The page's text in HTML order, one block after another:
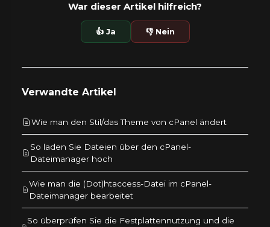
War dieser Artikel hilfreich?
👍 Ja 👎 Nein
Verwandte Artikel
Wie man den Stil/das Theme von cPanel ändert
So laden Sie Dateien über den cPanel-
Dateimanager hoch
Wie man die (Dot)htaccess-Datei im cPanel-
Dateimanager bearbeitet
So überprüfen Sie die Festplattennutzung und die